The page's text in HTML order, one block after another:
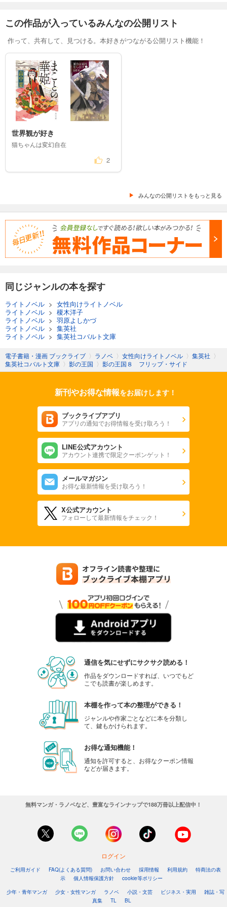
この作品が入っているみんなの公開リスト
作って、共有して、見つける。本好きがつながる公開リスト機能！
世界観が好き
猫ちゃんは変幻自在
2
みんなの公開リストをもっと見る
同じジャンルの本を探す
ライトノベル > 女性向けライトノベル
ライトノベル > 榎木洋子
ライトノベル > 羽原よしかづ
ライトノベル > 集英社
ライトノベル > 集英社コバルト文庫
電子書籍・漫画 ブックライブ 〉 ラノベ 〉 女性向けライトノベル 〉 集英社 〉
集英社コバルト文庫 〉 影の王国 〉 影の王国８ フリップ・サイド
新刊やお得な情報をお届けします！
ブックライブアプリ
アプリの通知でお得情報を受け取ろう！
LINE公式アカウント
アカウント連携で限定クーポンゲット！
メールマガジン
お得な最新情報を受け取ろう！
X公式アカウント
フォローして最新情報をチェック！
通信を気にせずにサクサク読める！
作品をダウンロードすれば、いつでもど
こでも読書が楽しめます。
本棚を作って本の整理ができる！
ジャンルや作家ごとなどに本を分類し
て、鍵もかけられます。
お得な通知機能！
通知を許可すると、お得なクーポン情報
などが届きます。
無料マンガ・ラノベなど、豊富なラインナップで188万冊以上配信中！
ログイン
ご利用ガイド FAQ(よくある質問) お問い合わせ 採用情報 利用規約
特商法の表
示
個人情報保護方針
cookie等ポリシー
少年・青年マンガ
少女・女性マンガ ラノベ 小説・文芸 ビジネス・実用
雑誌・写
真集
TL BL